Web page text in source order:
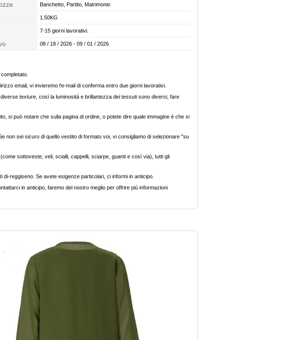
Banchetto, Partito, Matrimonio
1.50KG
7-15 giorni lavorativi.
08 / 18 / 2026 - 09 / 01 / 2026
email, vi invieremo l'e-mail di conferma entro due giorni lavorativi.
texture, così la luminosità e brillantezza dei tessuti sono diversi, fare
si può notare che sulla pagina di ordine, o potete dire quale immagine è che si
non sei sicuro di quello vestito di formato voi, vi consigliamo di selezionare "su
sottoveste, veli, scialli, cappelli, sciarpe, guanti e così via), tutti gli
reggiseno. Se avete esigenze particolari, ci informi in anticipo.
in anticipo, faremo del nostro meglio per offrire più informazioni